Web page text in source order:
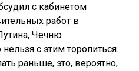
с кабинетом
работ в
Чечню
с этим торопиться.
раньше, это, вероятно,